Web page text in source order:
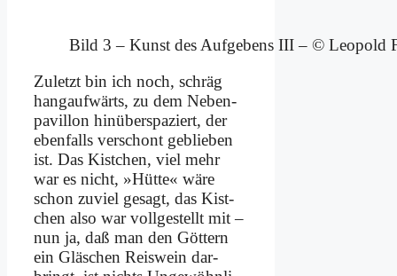
Bild 3 – Kunst des Auf­ge­bens III – © Leo­pold
Zu­letzt bin ich noch, schräg
hangauf­wärts, zu dem Ne­ben­
pa­vil­lon hin­über­spa­ziert, der
eben­falls ver­schont ge­blie­ben
ist. Das Kist­chen, viel mehr
war es nicht, »Hüt­te« wä­re
schon zu­viel ge­sagt, das Kist­
chen al­so war voll­ge­stellt mit –
nun ja, daß man den Göt­tern
ein Gläs­chen Reis­wein dar­